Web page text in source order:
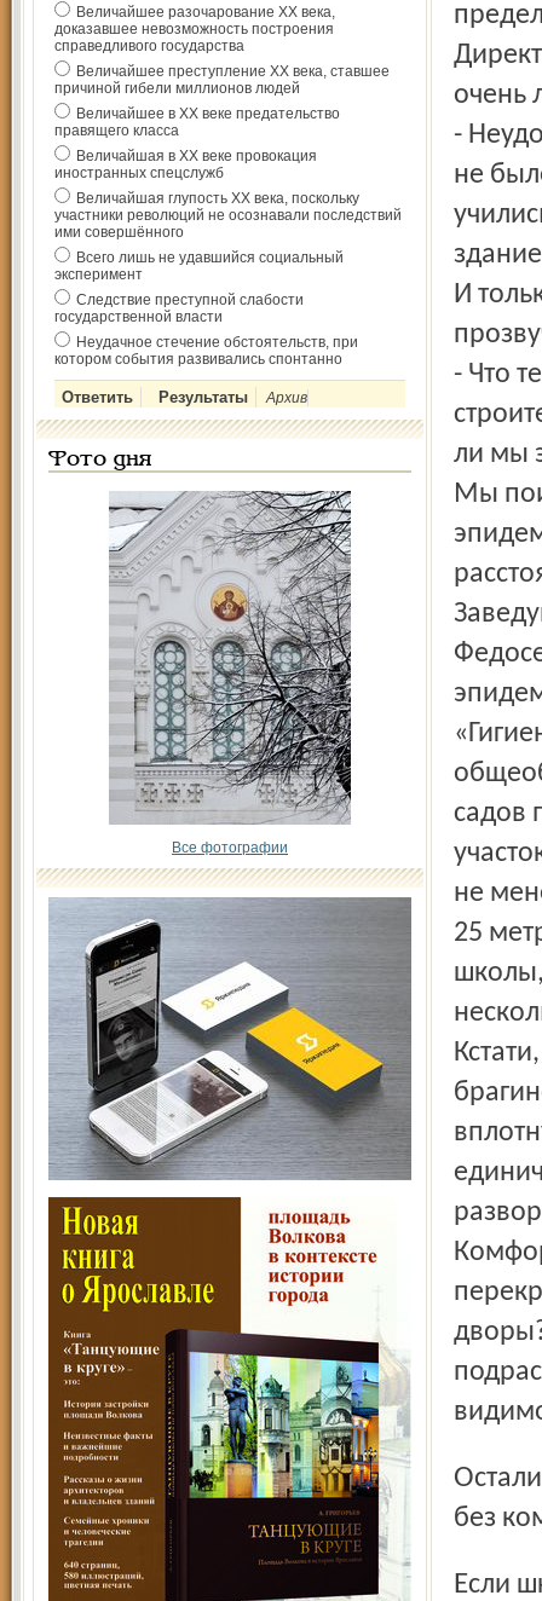
Величайшее разочарование ХХ века,
доказавшее невозможность построения
справедливого государства
Величайшее преступление ХХ века, ставшее
причиной гибели миллионов людей
Величайшее в ХХ веке предательство
правящего класса
Величайшая в ХХ веке провокация
иностранных спецслужб
Величайшая глупость ХХ века, поскольку
участники революций не осознавали последствий
ими совершённого
Всего лишь не удавшийся социальный
эксперимент
Следствие преступной слабости
государственной власти
Неудачное стечение обстоятельств, при
котором события развивались спонтанно
Архив
Фото дня
Все фотографии
очень
-
не
И
- Что
ли мы
Мы
садов
не
25
без
Если школу № 71 можно всё-таки увидеть со стороны